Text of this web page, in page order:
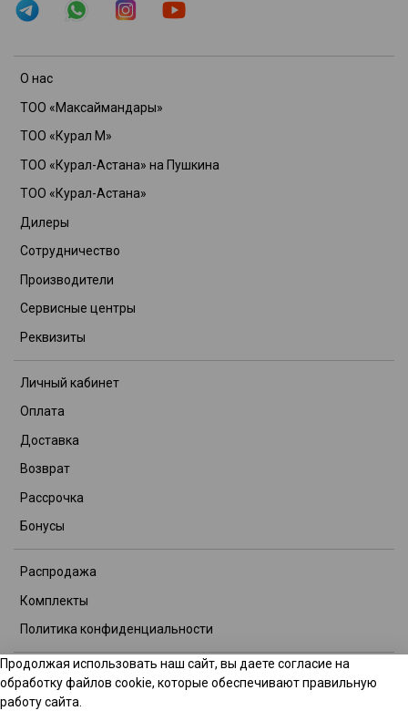
О нас
ТОО «Максаймандары»
ТОО «Курал М»
ТОО «Курал-Астана» на Пушкина
ТОО «Курал-Астана»
Дилеры
Сотрудничество
Производители
Сервисные центры
Реквизиты
Личный кабинет
Оплата
Доставка
Возврат
Рассрочка
Бонусы
Распродажа
Комплекты
Политика конфиденциальности
© 2026 Интернет-магазин TITOOL GROUP. Все права защищены.
Данное предложение не является публичной офертой.
Продолжая использовать наш сайт, вы даете согласие на
обработку файлов cookie, которые обеспечивают правильную
работу сайта.